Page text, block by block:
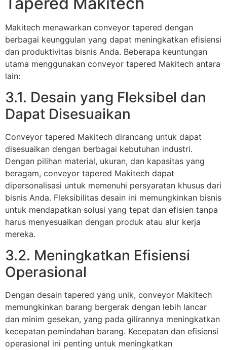
Makitech menawarkan conveyor tapered dengan
berbagai keunggulan yang dapat meningkatkan efisiensi
dan produktivitas bisnis Anda. Beberapa keuntungan
utama menggunakan conveyor tapered Makitech antara
lain:
3.1. Desain yang Fleksibel dan
Dapat Disesuaikan
Conveyor tapered Makitech dirancang untuk dapat
disesuaikan dengan berbagai kebutuhan industri.
Dengan pilihan material, ukuran, dan kapasitas yang
beragam, conveyor tapered Makitech dapat
dipersonalisasi untuk memenuhi persyaratan khusus dari
bisnis Anda. Fleksibilitas desain ini memungkinkan bisnis
untuk mendapatkan solusi yang tepat dan efisien tanpa
harus menyesuaikan dengan produk atau alur kerja
mereka.
3.2. Meningkatkan Efisiensi
Operasional
Dengan desain tapered yang unik, conveyor Makitech
memungkinkan barang bergerak dengan lebih lancar
dan minim gesekan, yang pada gilirannya meningkatkan
kecepatan pemindahan barang. Kecepatan dan efisiensi
operasional ini penting untuk meningkatkan